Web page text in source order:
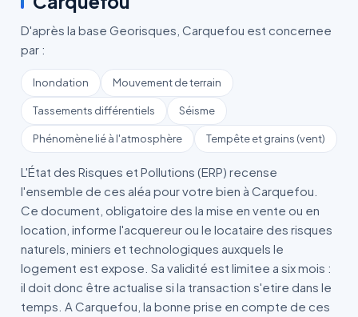
D'après la base Georisques, Carquefou est concernee
par :
Inondation Mouvement de terrain
Tassements différentiels Séisme
Phénomène lié à l'atmosphère Tempête et grains (vent)
L'État des Risques et Pollutions (ERP) recense
l'ensemble de ces aléa pour votre bien à Carquefou.
Ce document, obligatoire des la mise en vente ou en
location, informe l'acquereur ou le locataire des risques
naturels, miniers et technologiques auxquels le
logement est expose. Sa validité est limitee a six mois :
il doit donc être actualise si la transaction s'etire dans le
temps. A Carquefou, la bonne prise en compte de ces